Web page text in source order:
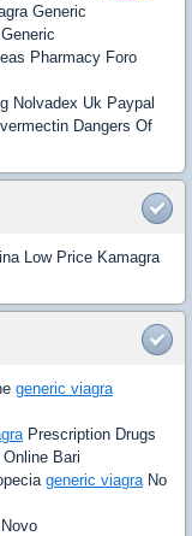
Generic
Pharmacy Foro
Nolvadex Uk Paypal
Dangers Of
Low Price Kamagra
generic viagra
Prescription Drugs
Bari
generic viagra No
Novo